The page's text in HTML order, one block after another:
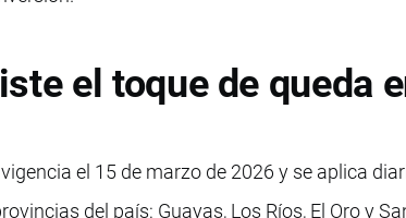
el toque de queda
el 15 de marzo de 2026 y se aplica
del país: Guayas, Los Ríos, El Oro y